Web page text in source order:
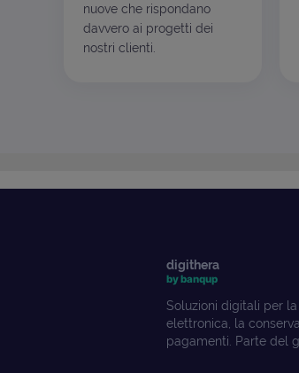
nuove che rispondano
davvero ai progetti dei
nostri clienti.
digithera
by banqup
Soluzioni digitali per
elettronica, la
pagamenti. Parte del